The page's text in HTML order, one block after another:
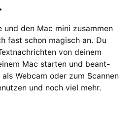
und den Mac mini zu­sam­men
fast schon magisch an. Du
von deinem
Mac starten und beant­
Webcam oder zum Scannen
und noch viel mehr.